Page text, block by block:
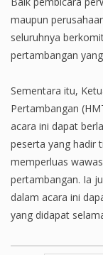
maupun
seluruhnya
pertambangan
Sementara itu,
Pertambangan
acara ini dapat
peserta yang hadir
memperluas
pertambangan. Ia
dalam acara ini
yang didapat